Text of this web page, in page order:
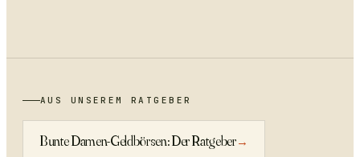
AUS UNSEREM RATGEBER
Bunte Damen-Geldbörsen: Der Ratgeber→